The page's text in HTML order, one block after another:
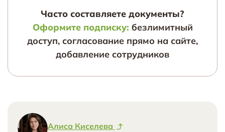
Часто составляете документы?
Оформите подписку: безлимитный
доступ, согласование прямо на сайте,
добавление сотрудников
Алиса Киселева